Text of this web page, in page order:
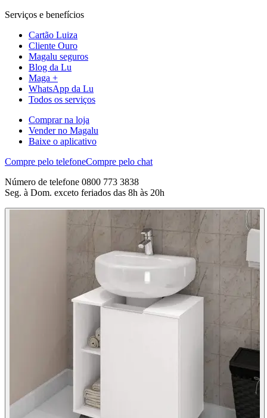
Serviços e benefícios
Cartão Luiza
Cliente Ouro
Magalu seguros
Blog da Lu
Maga +
WhatsApp da Lu
Todos os serviços
Comprar na loja
Vender no Magalu
Baixe o aplicativo
Compre pelo telefoneCompre pelo chat
Número de telefone 0800 773 3838
Seg. à Dom. exceto feriados das 8h às 20h